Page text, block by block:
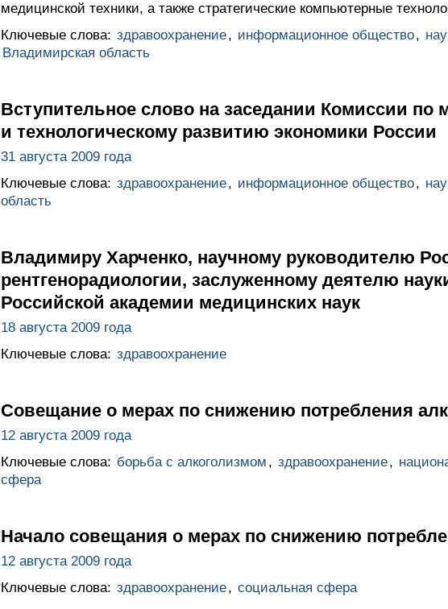
медицинской техники, а также стратегические компьютерные
Ключевые слова: здравоохранение, информационное общество,
Владимирская область
Вступительное слово на заседании Комиссии по
и технологическому развитию экономики России
31 августа 2009 года
Ключевые слова: здравоохранение, информационное общество,
область
Владимиру Харченко, научному руководителю
рентгенорадиологии, заслуженному деятелю
Российской академии медицинских наук
18 августа 2009 года
Ключевые слова: здравоохранение
Совещание о мерах по снижению потребления
12 августа 2009 года
Ключевые слова: борьба с алкоголизмом , здравоохранение,
сфера
Начало совещания о мерах по снижению
12 августа 2009 года
Ключевые слова: здравоохранение, социальная сфера